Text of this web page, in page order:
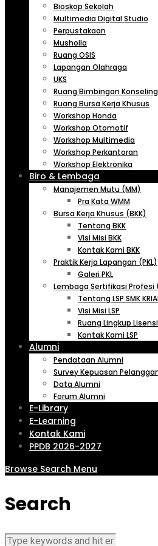
Bioskop Sekolah
Multimedia Digital Studio
Perpustakaan
Musholla
Ruang OSIS
Lapangan Olahraga
UKS
Ruang Bimbingan Konseling
Ruang Bursa Kerja Khusus
Workshop Honda
Workshop Otomotif
Workshop Multimedia
Workshop Perkantoran
Workshop Elektronika
Biro & Lembaga
Manajemen Mutu (MM)
Pra Kata WMM
Bursa Kerja Khusus (BKK)
Tentang BKK
Visi Misi BKK
Kontak Kami BKK
Praktik Kerja Lapangan (PKL)
Galeri PKL
Lembaga Sertifikasi Profesi
Tentang LSP SMK
Visi Misi LSP
Ruang Lingkup Lisensi
Kontak Kami LSP
Alumni
Pendataan Alumni
Survey Kepuasan
Data Alumni
Forum Alumni
E-Library
E-Learning
Kontak Kami
PPDB 2026-2027
Browse Search Menu
Search